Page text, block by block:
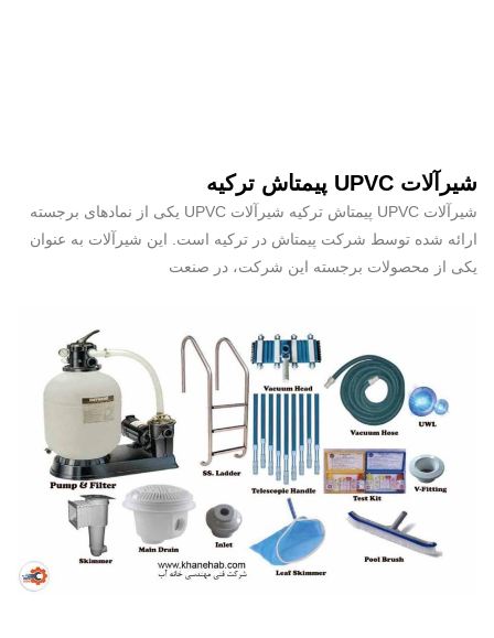
شیرآلات UPVC پیمتاش ترکیه
شیرآلات UPVC پیمتاش ترکیه شیرآلات UPVC یکی از نمادهای برجسته
ارائه شده توسط شرکت پیمتاش در ترکیه است. این شیرآلات به عنوان
یکی از محصولات برجسته این شرکت، در صنعت